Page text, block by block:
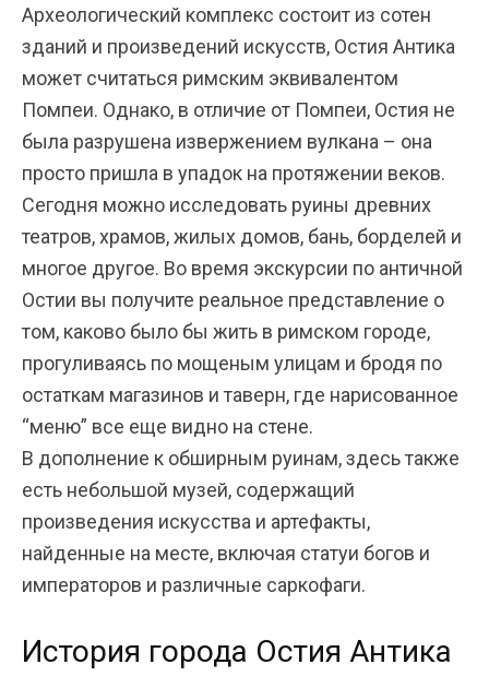
Археологический комплекс состоит из сотен
зданий и произведений искусств, Остия Антика
может считаться римским эквивалентом
Помпеи. Однако, в отличие от Помпеи, Остия не
была разрушена извержением вулкана – она
просто пришла в упадок на протяжении веков.
Сегодня можно исследовать руины древних
театров, храмов, жилых домов, бань, борделей и
многое другое. Во время экскурсии по античной
Остии вы получите реальное представление о
том, каково было бы жить в римском городе,
прогуливаясь по мощеным улицам и бродя по
остаткам магазинов и таверн, где нарисованное
“меню” все еще видно на стене.
В дополнение к обширным руинам, здесь также
есть небольшой музей, содержащий
произведения искусства и артефакты,
найденные на месте, включая статуи богов и
императоров и различные саркофаги.
История города Остия Антика